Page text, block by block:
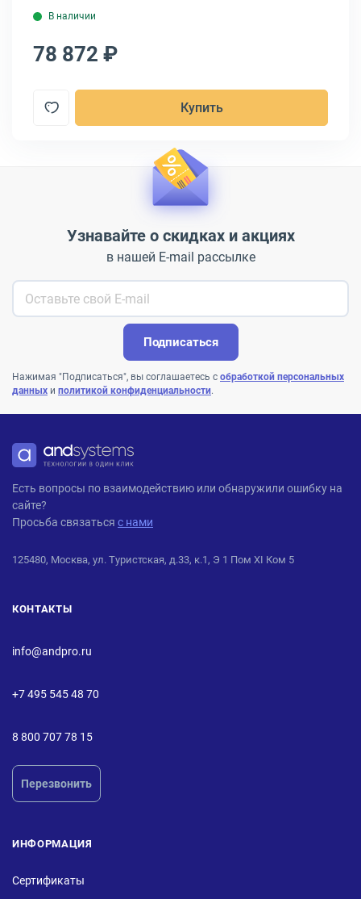
В наличии
78 872 ₽
Купить
Узнавайте о скидках и акциях
в нашей E-mail рассылке
Подписаться
Нажимая "Подписаться", вы соглашаетесь с обработкой персональных
данных и политикой конфиденциальности.
ANDPRO
Есть вопросы по взаимодействию или обнаружили ошибку на
сайте?
Просьба связаться с нами
125480, Москва, ул. Туристская, д.33, к.1, Э 1 Пом XI Ком 5
КОНТАКТЫ
info@andpro.ru
+7 495 545 48 70
8 800 707 78 15
Перезвонить
ИНФОРМАЦИЯ
Сертификаты